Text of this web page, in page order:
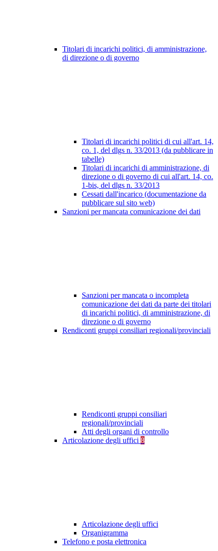
Titolari di incarichi politici, di amministrazione,
di direzione o di governo
Titolari di incarichi politici di cui all'art. 14,
co. 1, del dlgs n. 33/2013 (da pubblicare in
tabelle)
Titolari di incarichi di amministrazione, di
direzione o di governo di cui all'art. 14, co.
1-bis, del dlgs n. 33/2013
Cessati dall'incarico (documentazione da
pubblicare sul sito web)
Sanzioni per mancata comunicazione dei dati
Sanzioni per mancata o incompleta
comunicazione dei dati da parte dei titolari
di incarichi politici, di amministrazione, di
direzione o di governo
Rendiconti gruppi consiliari regionali/provinciali
Rendiconti gruppi consiliari
regionali/provinciali
Atti degli organi di controllo
Articolazione degli uffici 8
Articolazione degli uffici
Organigramma
Telefono e posta elettronica